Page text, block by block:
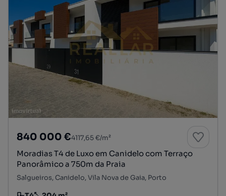
840 000 €4117,65 €/m²
Moradias T4 de Luxo em Canidelo com Terraço
Panorâmico a 750m da Praia
Salgueiros, Canidelo, Vila Nova de Gaia, Porto